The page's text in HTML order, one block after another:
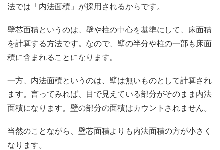
法では「内法面積」が採用されるからです。
壁芯面積というのは、壁や柱の中心を基準にして、床面積
を計算する方法です。なので、壁の半分や柱の一部も床面
積に含まれることになります。
一方、内法面積というのは、壁は無いものとして計算され
ます。言ってみれば、目で見えている部分がそのまま内法
面積になります。壁の部分の面積はカウントされません。
当然のことながら、壁芯面積よりも内法面積の方が小さく
なります。